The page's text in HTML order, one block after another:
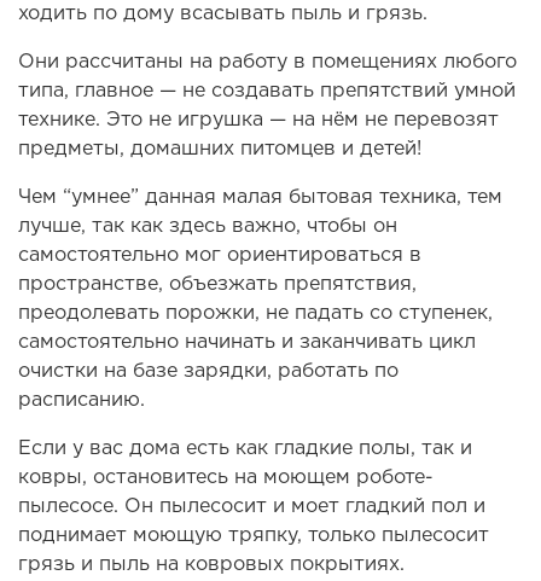
ходить по дому всасывать пыль и грязь.
Они рассчитаны на работу в помещениях любого
типа, главное — не создавать препятствий умной
технике. Это не игрушка — на нём не перевозят
предметы, домашних питомцев и детей!
Чем “умнее” данная малая бытовая техника, тем
лучше, так как здесь важно, чтобы он
самостоятельно мог ориентироваться в
пространстве, объезжать препятствия,
преодолевать порожки, не падать со ступенек,
самостоятельно начинать и заканчивать цикл
очистки на базе зарядки, работать по
расписанию.
Если у вас дома есть как гладкие полы, так и
ковры, остановитесь на моющем роботе-
пылесосе. Он пылесосит и моет гладкий пол и
поднимает моющую тряпку, только пылесосит
грязь и пыль на ковровых покрытиях.